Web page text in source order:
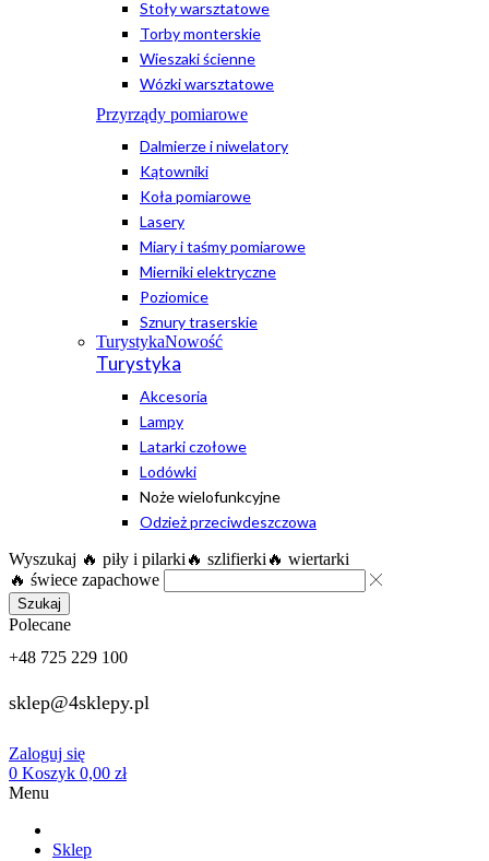
Stoły warsztatowe
Torby monterskie
Wieszaki ścienne
Wózki warsztatowe
Przyrządy pomiarowe
Dalmierze i niwelatory
Kątowniki
Koła pomiarowe
Lasery
Miary i taśmy pomiarowe
Mierniki elektryczne
Poziomice
Sznury traserskie
TurystykaNowość
Turystyka
Akcesoria
Lampy
Latarki czołowe
Lodówki
Noże wielofunkcyjne
Odzież przeciwdeszczowa
Wyszukaj 🔥 piły i pilarki 🔥 szlifierki 🔥 wiertarki
🔥 świece zapachowe
Szukaj
Polecane
+48 725 229 100
sklep@4sklepy.pl
Zaloguj się
0 Koszyk 0,00 zł
Menu
Sklep